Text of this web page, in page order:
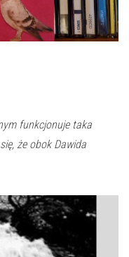
funkcjonuje taka
że obok Dawida